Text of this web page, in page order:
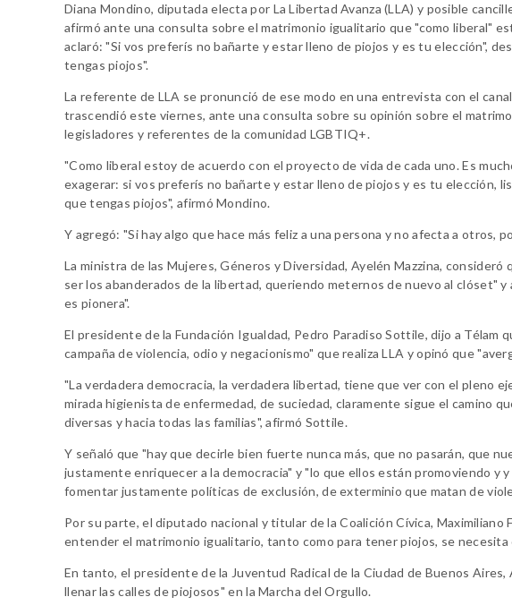
Diana Mondino, diputada electa por La Libertad Avanza (LLA) y posible
afirmó ante una consulta sobre el matrimonio igualitario que "como liberal"
aclaró: "Si vos preferís no bañarte y estar lleno de piojos y es tu elección",
tengas piojos".
La referente de LLA se pronunció de ese modo en una entrevista con el
trascendió este viernes, ante una consulta sobre su opinión sobre el
legisladores y referentes de la comunidad LGBTIQ+.
"Como liberal estoy de acuerdo con el proyecto de vida de cada uno. Es
exagerar: si vos preferís no bañarte y estar lleno de piojos y es tu elección,
que tengas piojos", afirmó Mondino.
Y agregó: "Si hay algo que hace más feliz a una persona y no afecta a otros,
La ministra de las Mujeres, Géneros y Diversidad, Ayelén Mazzina,
ser los abanderados de la libertad, queriendo meternos de nuevo al clóset"
es pionera".
El presidente de la Fundación Igualdad, Pedro Paradiso Sottile, dijo a Télam
campaña de violencia, odio y negacionismo" que realiza LLA y opinó que
"La verdadera democracia, la verdadera libertad, tiene que ver con el pleno
mirada higienista de enfermedad, de suciedad, claramente sigue el camino
diversas y hacia todas las familias", afirmó Sottile.
Y señaló que "hay que decirle bien fuerte nunca más, que no pasarán, que
justamente enriquecer a la democracia" y "lo que ellos están promoviendo y
fomentar justamente políticas de exclusión, de exterminio que matan de
Por su parte, el diputado nacional y titular de la Coalición Cívica, Maximiliano
entender el matrimonio igualitario, tanto como para tener piojos, se necesita
En tanto, el presidente de la Juventud Radical de la Ciudad de Buenos
llenar las calles de piojosos" en la Marcha del Orgullo.